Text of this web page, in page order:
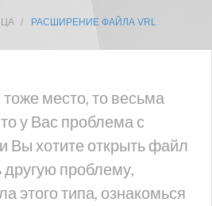
РАСШИРЕНИЕ ФАЙЛА VRL
место, то весьма
у Вас проблема с
Вы хотите открыть файл
проблему,
этого типа, ознакомься